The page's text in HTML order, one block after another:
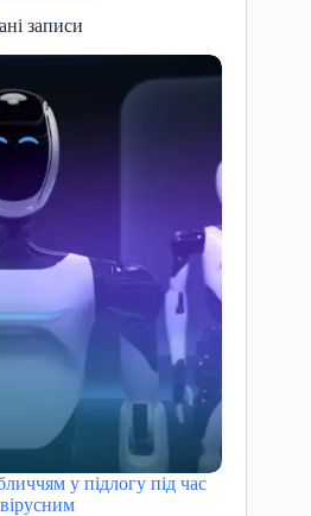
записи
у підлогу під час
вірусним